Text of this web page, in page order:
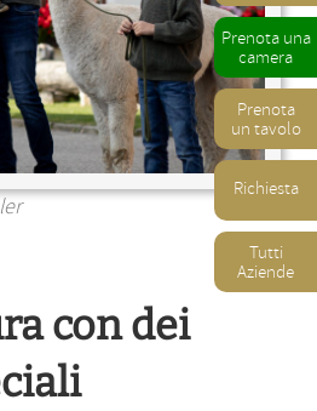
Prenota una
camera
Prenota
un tavolo
Richiesta
Tutti
Aziende
con dei